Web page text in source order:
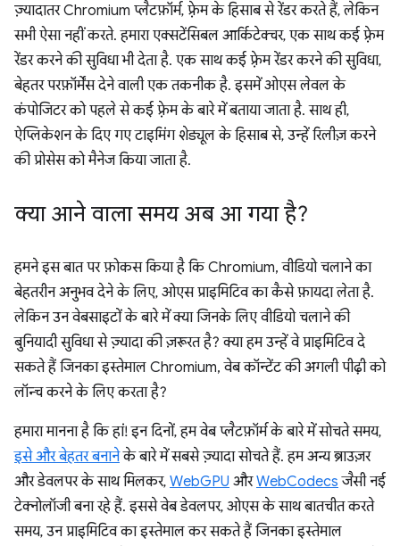
ज़्यादातर Chromium प्लैटफ़ॉर्म, फ़्रेम के हिसाब से रेंडर करते हैं, लेकिन
सभी ऐसा नहीं करते. हमारा एक्सटेंसिबल आर्किटेक्चर, एक साथ कई फ़्रेम
रेंडर करने की सुविधा भी देता है. एक साथ कई फ़्रेम रेंडर करने की सुविधा,
बेहतर परफ़ॉर्मेंस देने वाली एक तकनीक है. इसमें ओएस लेवल के
कंपोजिटर को पहले से कई फ़्रेम के बारे में बताया जाता है. साथ ही,
ऐप्लिकेशन के दिए गए टाइमिंग शेड्यूल के हिसाब से, उन्हें रिलीज़ करने
की प्रोसेस को मैनेज किया जाता है.
क्या आने वाला समय अब आ गया है?
हमने इस बात पर फ़ोकस किया है कि Chromium, वीडियो चलाने का
बेहतरीन अनुभव देने के लिए, ओएस प्राइमिटिव का कैसे फ़ायदा लेता है.
लेकिन उन वेबसाइटों के बारे में क्या जिनके लिए वीडियो चलाने की
बुनियादी सुविधा से ज़्यादा की ज़रूरत है? क्या हम उन्हें वे प्राइमिटिव दे
सकते हैं जिनका इस्तेमाल Chromium, वेब कॉन्टेंट की अगली पीढ़ी को
लॉन्च करने के लिए करता है?
हमारा मानना है कि हां! इन दिनों, हम वेब प्लैटफ़ॉर्म के बारे में सोचते समय,
इसे और बेहतर बनानेके बारे में सबसे ज़्यादा सोचते हैं. हम अन्य ब्राउज़र
और डेवलपर के साथ मिलकर, WebGPU औरWebCodecs जैसी नई
टेक्नोलॉजी बना रहे हैं. इससे वेब डेवलपर, ओएस के साथ बातचीत करते
समय, उन प्राइमिटिव का इस्तेमाल कर सकते हैं जिनका इस्तेमाल